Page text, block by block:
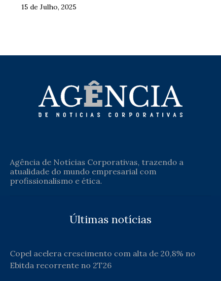
15 de Julho, 2025
Agência de Notícias Corporativas, trazendo a
atualidade do mundo empresarial com
profissionalismo e ética.
Últimas notícias
Copel acelera crescimento com alta de 20,8% no
Ebitda recorrente no 2T26